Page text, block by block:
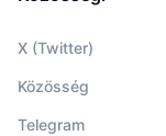
X (Twitter)
Közösség
Telegram